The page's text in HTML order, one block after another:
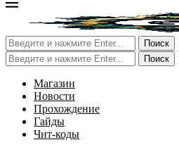
Поиск
Поиск
Магазин
Новости
Прохождение
Гайды
Чит-коды